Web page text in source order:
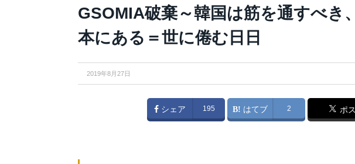
GSOMIA破棄～韓国は筋を通すべき
本にある＝世に倦む日日
2019年8月27日
シェア 195 はてブ 2 ポ